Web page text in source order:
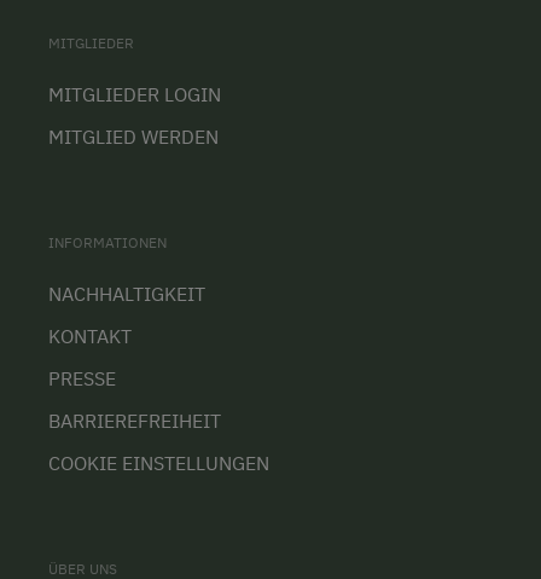
MITGLIEDER
MITGLIEDER LOGIN
MITGLIED WERDEN
INFORMATIONEN
NACHHALTIGKEIT
KONTAKT
PRESSE
BARRIEREFREIHEIT
COOKIE EINSTELLUNGEN
ÜBER UNS